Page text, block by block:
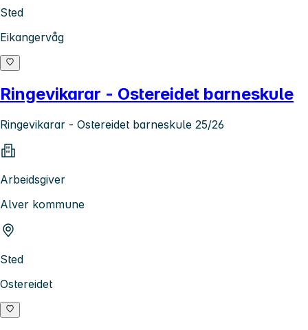
Sted
Eikangervåg
Ringevikarar - Ostereidet barneskule
Ringevikarar - Ostereidet barneskule 25/26
Arbeidsgiver
Alver kommune
Sted
Ostereidet